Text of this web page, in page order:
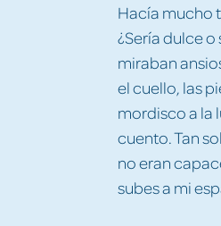
Hacía mucho
¿Sería dulce
miraban
el cuello, las
mordisco a la
cuento. Tan
no eran
subes a mi